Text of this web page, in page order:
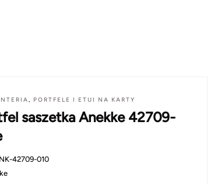
, PORTFELE I ETUI NA KARTY
saszetka Anekke 42709-
42709-010